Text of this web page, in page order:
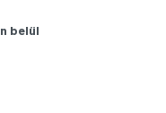
belül